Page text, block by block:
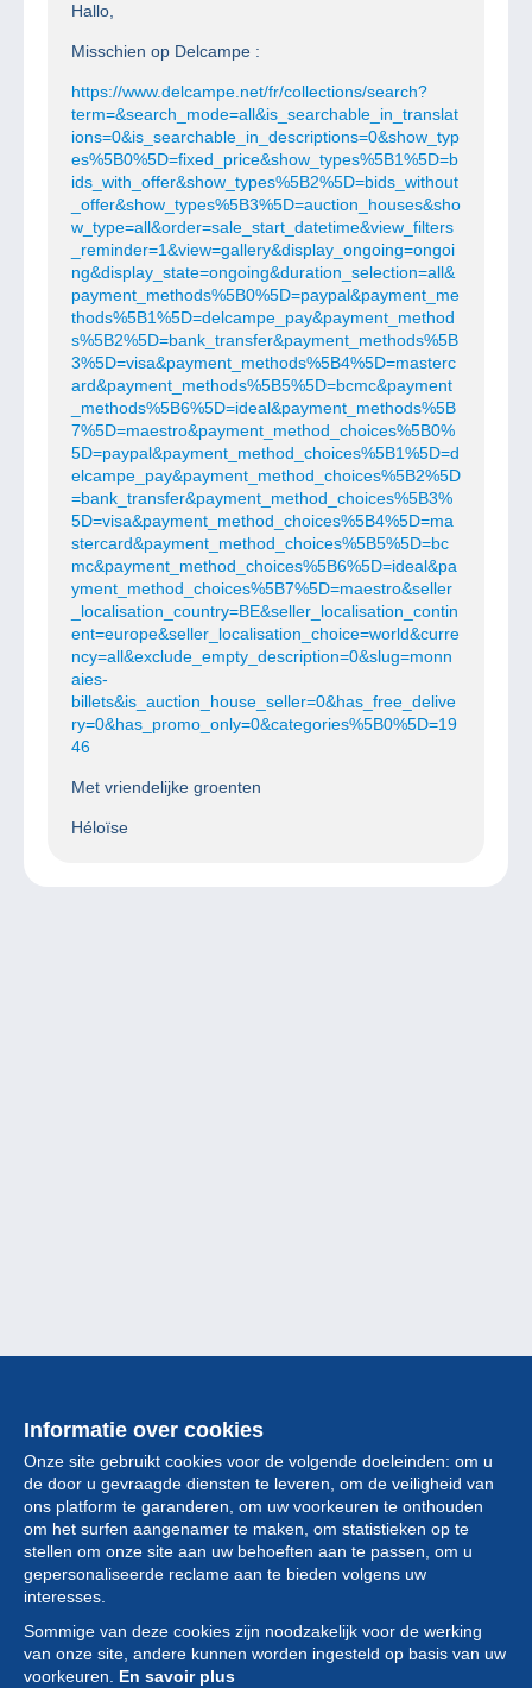
Hallo,
Misschien op Delcampe :
https://www.delcampe.net/fr/collections/search?
term=&search_mode=all&is_searchable_in_translat
ions=0&is_searchable_in_descriptions=0&show_typ
es%5B0%5D=fixed_price&show_types%5B1%5D=b
ids_with_offer&show_types%5B2%5D=bids_without
_offer&show_types%5B3%5D=auction_houses&sho
w_type=all&order=sale_start_datetime&view_filters
_reminder=1&view=gallery&display_ongoing=ongoi
ng&display_state=ongoing&duration_selection=all&
payment_methods%5B0%5D=paypal&payment_me
thods%5B1%5D=delcampe_pay&payment_method
s%5B2%5D=bank_transfer&payment_methods%5B
3%5D=visa&payment_methods%5B4%5D=masterc
ard&payment_methods%5B5%5D=bcmc&payment
_methods%5B6%5D=ideal&payment_methods%5B
7%5D=maestro&payment_method_choices%5B0%
5D=paypal&payment_method_choices%5B1%5D=d
elcampe_pay&payment_method_choices%5B2%5D
=bank_transfer&payment_method_choices%5B3%
5D=visa&payment_method_choices%5B4%5D=ma
stercard&payment_method_choices%5B5%5D=bc
mc&payment_method_choices%5B6%5D=ideal&pa
yment_method_choices%5B7%5D=maestro&seller
_localisation_country=BE&seller_localisation_contin
ent=europe&seller_localisation_choice=world&curre
ncy=all&exclude_empty_description=0&slug=monn
aies-
billets&is_auction_house_seller=0&has_free_delive
ry=0&has_promo_only=0&categories%5B0%5D=19
46
Met vriendelijke groenten
Héloïse
Informatie over cookies
Onze site gebruikt cookies voor de volgende doeleinden: om u
de door u gevraagde diensten te leveren, om de veiligheid van
ons platform te garanderen, om uw voorkeuren te onthouden
om het surfen aangenamer te maken, om statistieken op te
stellen om onze site aan uw behoeften aan te passen, om u
gepersonaliseerde reclame aan te bieden volgens uw
interesses.
Sommige van deze cookies zijn noodzakelijk voor de werking
van onze site, andere kunnen worden ingesteld op basis van uw
voorkeuren. En savoir plus
Collectie
Nieuws